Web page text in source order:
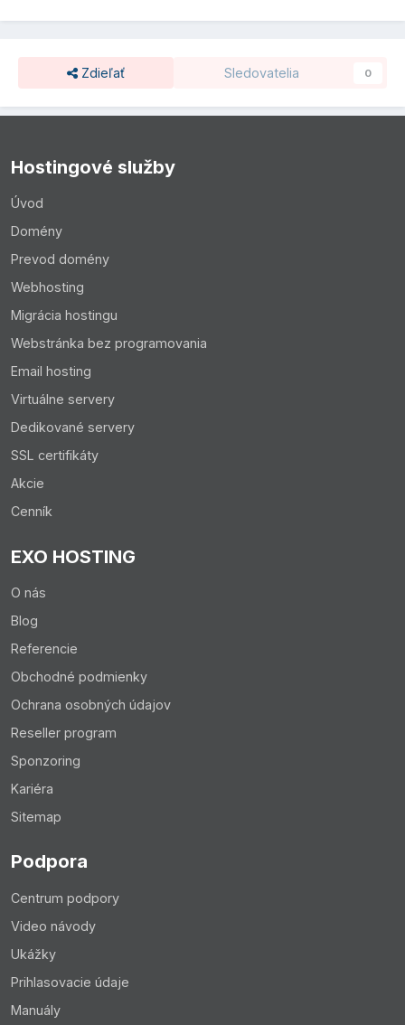
Zdieľať Sledovatelia 0
Hostingové služby
Úvod
Domény
Prevod domény
Webhosting
Migrácia hostingu
Webstránka bez programovania
Email hosting
Virtuálne servery
Dedikované servery
SSL certifikáty
Akcie
Cenník
EXO HOSTING
O nás
Blog
Referencie
Obchodné podmienky
Ochrana osobných údajov
Reseller program
Sponzoring
Kariéra
Sitemap
Podpora
Centrum podpory
Video návody
Ukážky
Prihlasovacie údaje
Manuály